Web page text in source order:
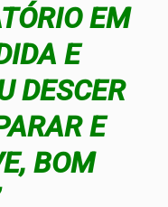
EM
E
DESCER
E
BOM